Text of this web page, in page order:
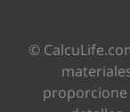
©
proporcione